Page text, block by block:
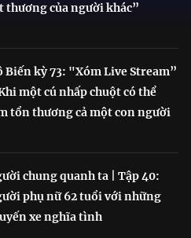
thương của người khác”
Biến kỳ 73: "Xóm Live Stream”
một cú nhấp chuột có thể
tổn thương cả một con người
chung quanh ta | Tập 40:
phụ nữ 62 tuổi với những
xe nghĩa tình